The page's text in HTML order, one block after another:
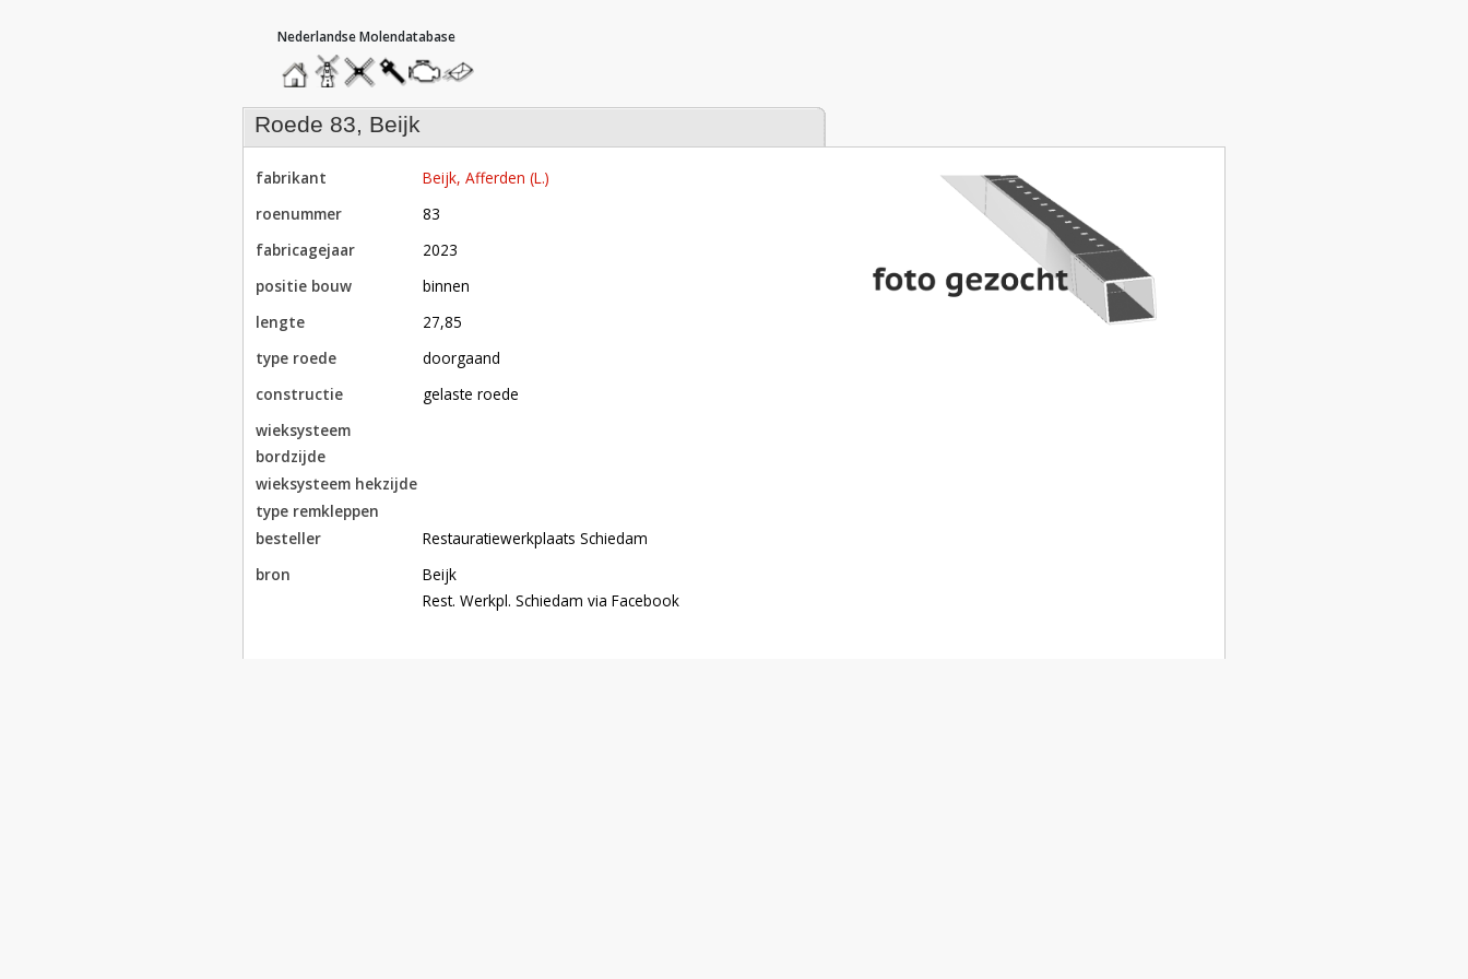
hoofdmenu
homemolendatabase
roedendatabase
assendatabase
motorendatabase
stuur
een
bericht
roede 83, Beijk
fabrikant
Beijk, Afferden (L.)
roenummer
83
fabricagejaar
2023
positie bouw
binnen
lengte
27,85
type roede
doorgaand
constructie
gelaste roede
wieksysteem
bordzijde
wieksysteem hekzijde
type remkleppen
besteller
Restauratiewerkplaats Schiedam
bron
Beijk
Rest. Werkpl. Schiedam via Facebook